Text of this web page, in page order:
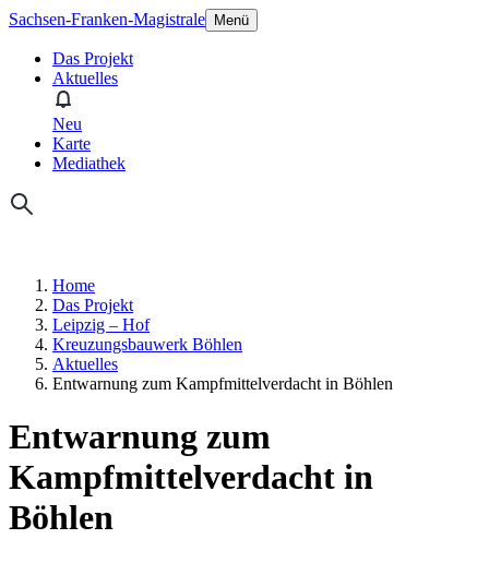
Sachsen-Franken-Magistrale Menü
Das Projekt
Aktuelles
Neu
Karte
Mediathek
Home
Das Projekt
Leipzig – Hof
Kreuzungsbauwerk Böhlen
Aktuelles
Entwarnung zum Kampfmittelverdacht in Böhlen
Entwarnung zum
Kampfmittelverdacht in
Böhlen